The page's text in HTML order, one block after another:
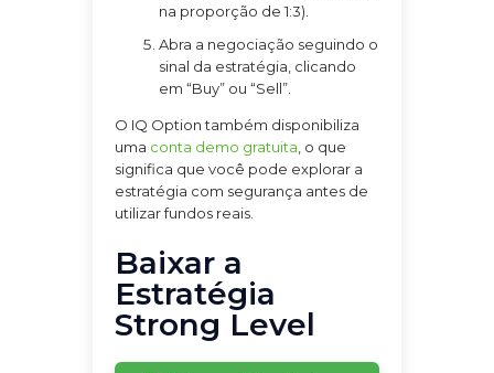
na proporção de 1:3).
Abra a negociação seguindo o
sinal da estratégia, clicando
em “Buy” ou “Sell”.
O IQ Option também disponibiliza
uma conta demo gratuita , o que
significa que você pode explorar a
estratégia com segurança antes de
utilizar fundos reais.
Baixar a
Estratégia
Strong Level